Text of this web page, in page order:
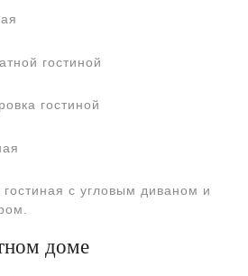
с угловым диваном и
доме